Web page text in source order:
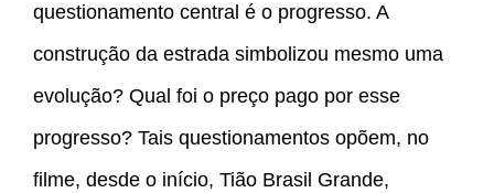
questionamento central é o progresso. A
construção da estrada simbolizou mesmo uma
evolução? Qual foi o preço pago por esse
progresso? Tais questionamentos opõem, no
filme, desde o início, Tião Brasil Grande,